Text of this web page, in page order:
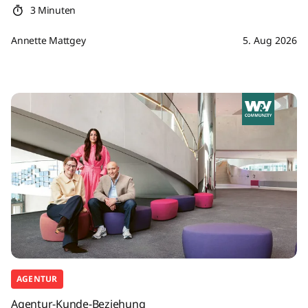
3 Minuten
Annette Mattgey 5. Aug 2026
AGENTUR
Agentur-Kunde-Beziehung